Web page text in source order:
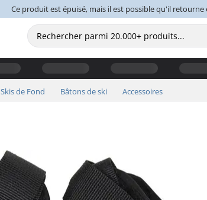
Ce produit est épuisé, mais il est possible qu'il
Skis de Fond Bâtons de ski Accessoires